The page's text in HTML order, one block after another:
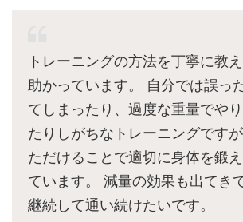
トレーニングの方法を丁寧に教
助かっています。 自分では誤っ
てしまったり、過度な重量でや
たりしがちなトレーニングです
ただけることで適切に身体を鍛
ています。 減量の効果も出てき
継続して通い続けたいです。